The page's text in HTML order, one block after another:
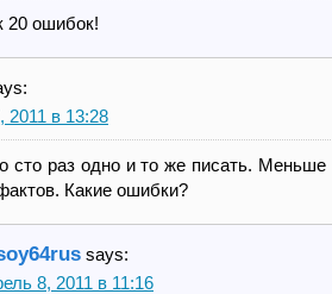
20 ошибок!
2011 в 13:28
сто раз одно и то же писать.
Какие ошибки?
says:
8, 2011 в 11:16